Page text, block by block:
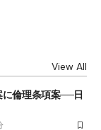
View All
に倫理条項案──日